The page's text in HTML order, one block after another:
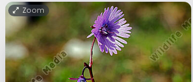
Zoom